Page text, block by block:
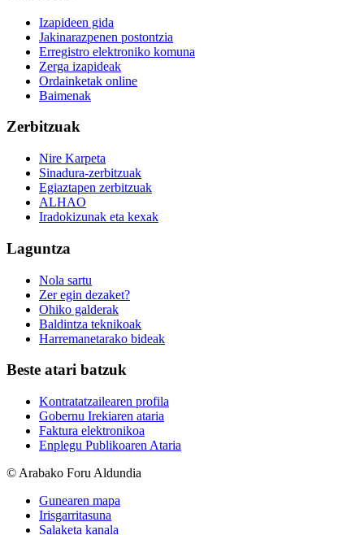
Izapideen gida
Jakinarazpenen postontzia
Erregistro elektroniko komuna
Zerga izapideak
Ordainketak online
Baimenak
Zerbitzuak
Nire Karpeta
Sinadura-zerbitzuak
Egiaztapen zerbitzuak
ALHAO
Iradokizunak eta kexak
Laguntza
Nola sartu
Zer egin dezaket?
Ohiko galderak
Baldintza teknikoak
Harremanetarako bideak
Beste atari batzuk
Kontratatzailearen profila
Gobernu Irekiaren ataria
Faktura elektronikoa
Enplegu Publikoaren Ataria
© Arabako Foru Aldundia
Gunearen mapa
Irisgarritasuna
Salaketa kanala